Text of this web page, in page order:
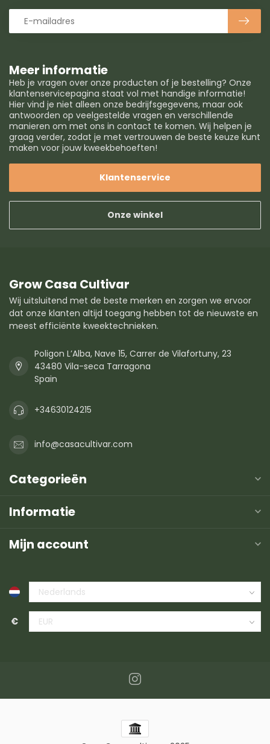
Meer informatie
Heb je vragen over onze producten of je bestelling? Onze
klantenservicepagina staat vol met handige informatie!
Hier vind je niet alleen onze bedrijfsgegevens, maar ook
antwoorden op veelgestelde vragen en verschillende
manieren om met ons in contact te komen. Wij helpen je
graag verder, zodat je met vertrouwen de beste keuze kunt
maken voor jouw kweekbehoeften!
Klantenservice
Onze winkel
Grow Casa Cultivar
Wij uitsluitend met de beste merken en zorgen we ervoor
dat onze klanten altijd toegang hebben tot de nieuwste en
meest efficiënte kweektechnieken.
Poligon L’Alba, Nave 15, Carrer de Vilafortuny, 23
43480 Vila-seca Tarragona
Spain
+34630124215
info@casacultivar.com
Categorieën
Informatie
Mijn account
€